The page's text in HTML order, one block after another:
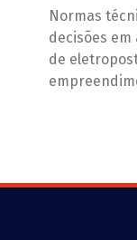
Normas
decisões
de